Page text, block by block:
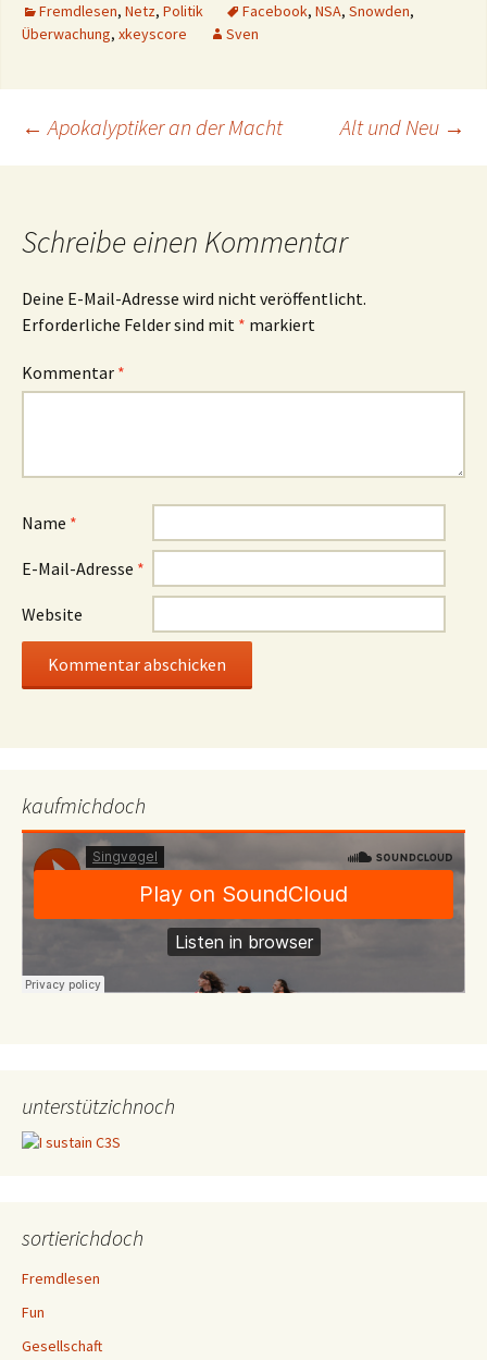
Fremdlesen, Netz, Politik Facebook, NSA, Snowden,
Überwachung, xkeyscore Sven
Beitragsnavigation
← Apokalyptiker an der Macht Alt und Neu →
Schreibe einen Kommentar
Deine E-Mail-Adresse wird nicht veröffentlicht.
Erforderliche Felder sind mit * markiert
Kommentar *
Name *
E-Mail-Adresse *
Website
kaufmichdoch
unterstützichnoch
sortierichdoch
Fremdlesen
Fun
Gesellschaft